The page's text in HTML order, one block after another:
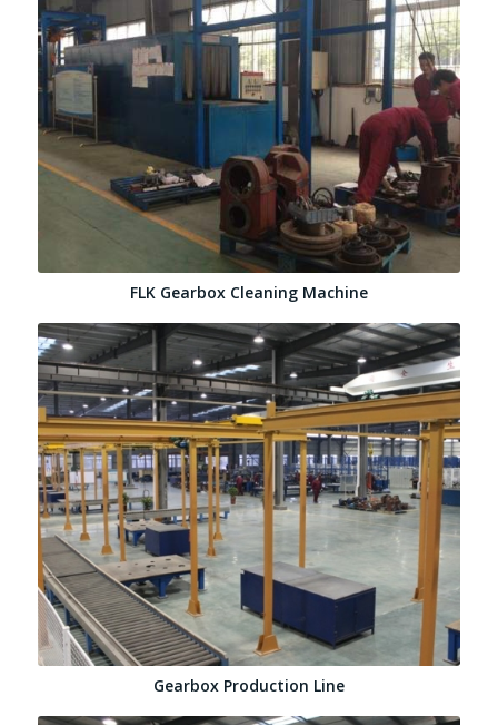
FLK Gearbox Cleaning Machine
Gearbox Production Line